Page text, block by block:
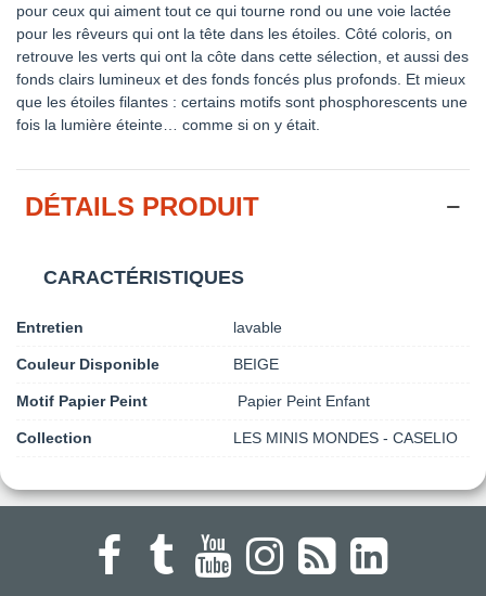
pour ceux qui aiment tout ce qui tourne rond ou une voie lactée
pour les rêveurs qui ont la tête dans les étoiles. Côté coloris, on
retrouve les verts qui ont la côte dans cette sélection, et aussi des
fonds clairs lumineux et des fonds foncés plus profonds. Et mieux
que les étoiles filantes : certains motifs sont phosphorescents une
fois la lumière éteinte… comme si on y était.
DÉTAILS PRODUIT
CARACTÉRISTIQUES
Entretien lavable
Couleur Disponible BEIGE
Motif Papier Peint Papier Peint Enfant
Collection LES MINIS MONDES - CASELIO